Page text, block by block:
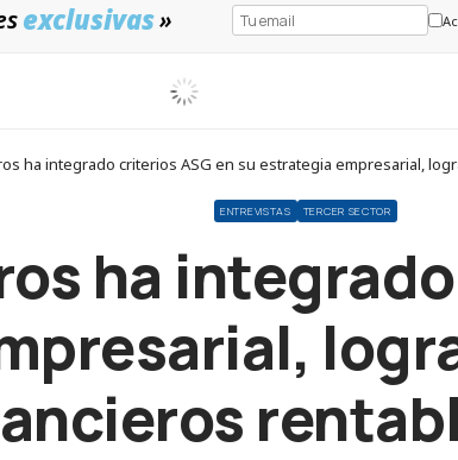
exclusivas»
ha integrado criterios ASG en su estrategia empresarial,
ENTREVISTAS TERCER SECTOR
ha